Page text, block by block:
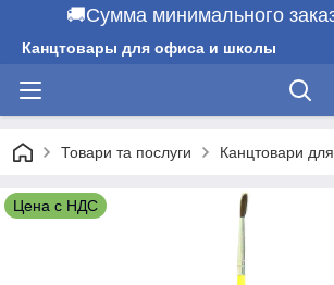
🚚Сумма минимального
Канцтовары для офиса и школы
Товари та послуги Канцтовари
Цена с НДС